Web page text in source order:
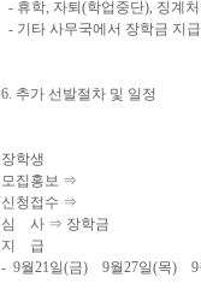
- 휴학, 자퇴(학업중단), 징계
- 기타 사무국에서 장학금 지
6. 추가 선발절차 및 일정
장학생
모집홍보 ⇒
신청접수 ⇒
심 사 ⇒ 장학금
지 급
- 9월21일(금) 9월27일(목) 9